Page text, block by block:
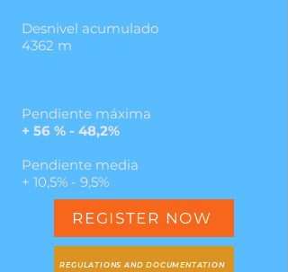
Desnivel acumulado
4362 m
Pendiente máxima
+ 56 % - 48,2%
Pendiente media
+ 10,5% - 9,5%
REGISTER NOW
REGULATIONS AND DOCUMENTATION